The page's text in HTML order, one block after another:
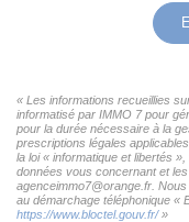
« Les informations recueillies
informatisé par IMMO 7 pour
pour la durée nécessaire à la
prescriptions légales
la loi « informatique et libertés
données vous concernant et
agenceimmo7@orange.fr.
au démarchage téléphonique «
https://www.bloctel.gouv.fr/»